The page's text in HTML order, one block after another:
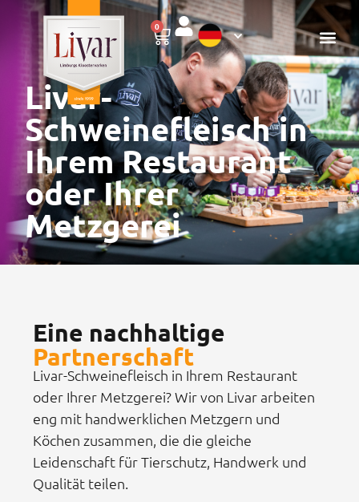
0
Livar-
Schweinefleisch in
Ihrem Restaurant
oder Ihrer
Metzgerei
Eine nachhaltige
Partnerschaft
Livar-Schweinefleisch in Ihrem Restaurant
oder Ihrer Metzgerei? Wir von Livar arbeiten
eng mit handwerklichen Metzgern und
Köchen zusammen, die die gleiche
Leidenschaft für Tierschutz, Handwerk und
Qualität teilen.